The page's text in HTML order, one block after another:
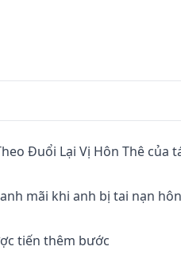
Đuổi Lại Vị Hôn Thê của
mãi khi anh bị tai nạn
tiến thêm bước